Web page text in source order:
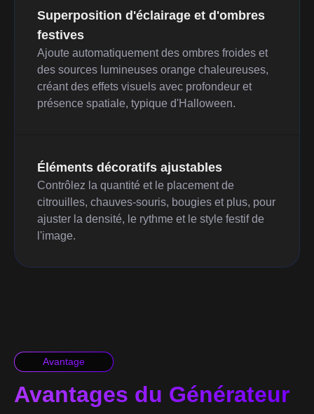
Superposition d'éclairage et d'ombres
festives
Ajoute automatiquement des ombres froides et
des sources lumineuses orange chaleureuses,
créant des effets visuels avec profondeur et
présence spatiale, typique d'Halloween.
Éléments décoratifs ajustables
Contrôlez la quantité et le placement de
citrouilles, chauves-souris, bougies et plus, pour
ajuster la densité, le rythme et le style festif de
l'image.
Avantage
Avantages du Générateur